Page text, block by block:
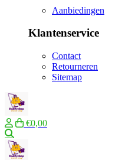
Aanbiedingen
Klantenservice
Contact
Retourneren
Sitemap
€0,00